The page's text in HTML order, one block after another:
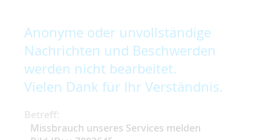
Anonyme oder unvollständige
Nachrichten und Beschwerden
werden nicht bearbeitet.
Vielen Dank für Ihr Verständnis.
Betreff:
Missbrauch unseres Services melden